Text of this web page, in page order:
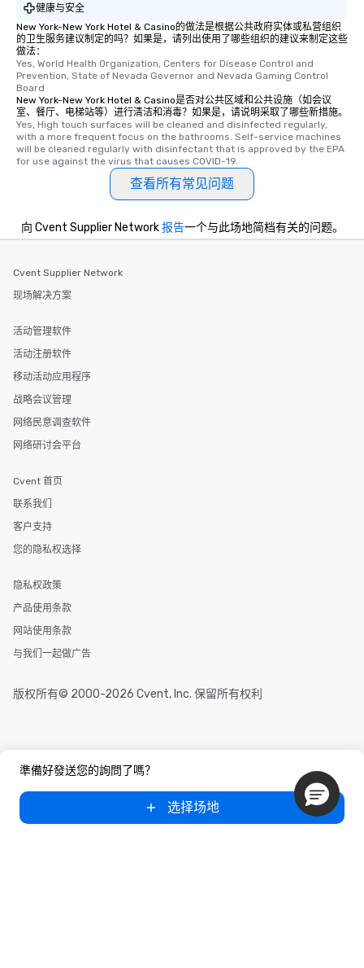
健康与安全
New York-New York Hotel & Casino的做法是根据公共政府实体或私营组织
的卫生服务建议制定的吗？如果是，请列出使用了哪些组织的建议来制定这些
做法：
Yes, World Health Organization, Centers for Disease Control and
Prevention, State of Nevada Governor and Nevada Gaming Control
Board
New York-New York Hotel & Casino是否对公共区域和公共设施（如会议
室、餐厅、电梯站等）进行清洁和消毒？如果是，请说明采取了哪些新措施。
Yes, High touch surfaces will be cleaned and disinfected regularly,
with a more frequent focus on the bathrooms. Self-service machines
will be cleaned regularly with disinfectant that is approved by the EPA
for use against the virus that causes COVID-19.
查看所有常见问题
準備好發送您的詢問了嗎？
选择场地
向 Cvent Supplier Network报告一个与此场地简档有关的问题。
Cvent Supplier Network
现场解决方案
活动管理软件
活动注册软件
移动活动应用程序
战略会议管理
网络民意调查软件
网络研讨会平台
Cvent 首页
联系我们
客户支持
您的隐私权选择
隐私权政策
产品使用条款
网站使用条款
与我们一起做广告
版权所有© 2000-2026 Cvent, Inc. 保留所有权利